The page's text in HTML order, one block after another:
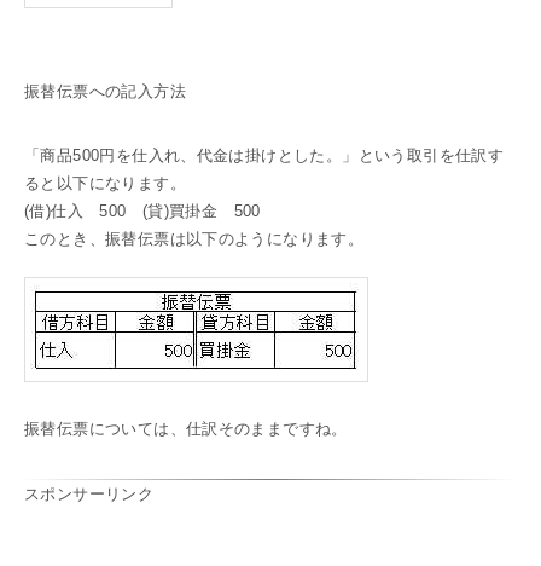
振替伝票への記入方法
「商品500円を仕入れ、代金は掛けとした。」という取引を仕訳す
ると以下になります。
(借)仕入 500 (貸)買掛金 500
このとき、振替伝票は以下のようになります。
振替伝票については、仕訳そのままですね。
スポンサーリンク